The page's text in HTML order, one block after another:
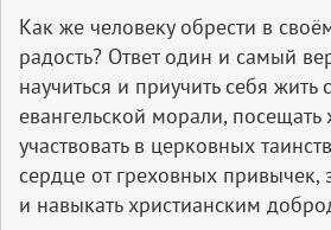
Как же человеку обрести в
радость? Ответ один и самый
научиться и приучить себя жить
евангельской морали,
участвовать в церковных
сердце от греховных привычек,
и навыкать христианским